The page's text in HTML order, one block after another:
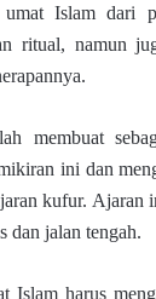
Islam dari
ritual, namun
membuat
ini dan
kufur.
dan jalan tengah.
Islam harus